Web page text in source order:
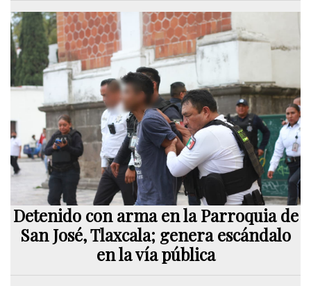
Detenido con arma en la Parroquia de
San José, Tlaxcala; genera escándalo
en la vía pública